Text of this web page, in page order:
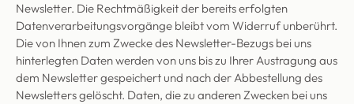
Newsletter. Die Rechtmäßigkeit der bereits erfolgten
Datenverarbeitungsvorgänge bleibt vom Widerruf unberührt.
Die von Ihnen zum Zwecke des Newsletter-Bezugs bei uns
hinterlegten Daten werden von uns bis zu Ihrer Austragung aus
dem Newsletter gespeichert und nach der Abbestellung des
Newsletters gelöscht. Daten, die zu anderen Zwecken bei uns